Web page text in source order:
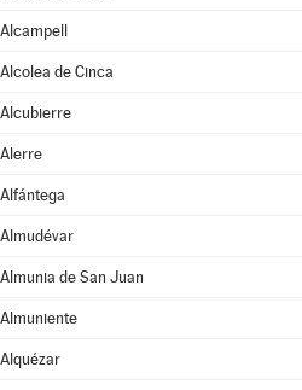
Alcampell
Alcolea de Cinca
Alcubierre
Alerre
Alfántega
Almudévar
Almunia de San Juan
Almuniente
Alquézar